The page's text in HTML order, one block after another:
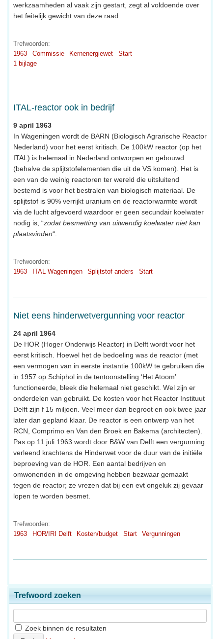
werkzaamheden al vaak zijn gestart, zegt al voldoende over
het feitelijk gewicht van deze raad.
Trefwoorden:
1963
Commissie Kernenergiewet
Start
1 bijlage
ITAL-reactor ook in bedrijf
9 april 1963
In Wageningen wordt de BARN (Biologisch Agrarische Reactor
Nederland) voor het eerst kritisch. De 100kW reactor (op het
ITAL) is helemaal in Nederland ontworpen en gebouwd
(behalve de splijtstofelementen die uit de VS komen). Het is
een van de weinig reactoren ter wereld die uitsluitend
bestemd is voor het bestralen van biologisch materiaal. De
splijtstof is 90% verrijkt uranium en de reactorwarmte wordt
via de lucht afgevoerd waardoor er geen secundair koelwater
nodig is, “zodat besmetting van uitwendig koelwater niet kan
plaatsvinden“.
Trefwoorden:
1963
ITAL Wageningen Splijtstof anders Start
Niet eens hinderwetvergunning voor reactor
24 april 1964
De HOR (Hoger Onderwijs Reactor) in Delft wordt voor het
eerst kritisch. Hoewel het de bedoeling was de reactor (met
een vermogen van in eerste instantie 100kW te gebruiken die
in 1957 op Schiphol in de tentoonstelling ‘Het Atoom’
functioneerde, bleek die helemaal niet geschikt. Wel zijn er
onderdelen van gebruikt. De kosten voor het Reactor Instituut
Delft zijn f 15 miljoen. Veel meer dan begroot en ook twee jaar
later dan gepland klaar. De reactor is een ontwerp van het
RCN, Comprimo en Van den Broek en Bakema (architecten).
Pas op 11 juli 1963 wordt door B&W van Delft een vergunning
verleend krachtens de Hinderwet voor de duur van de initiële
beproeving van de HOR. Een aantal bedrijven en
omwonenden in de omgeving hebben bezwaar gemaakt
tegen de reactor; ze vrezen dat bij een evt ongeluk zij gevaar
lopen te worden besmet.
Trefwoorden:
1963
HOR/IRI Delft Kosten/budget Start Vergunningen
Trefwoord zoeken
Zoek binnen de resultaten